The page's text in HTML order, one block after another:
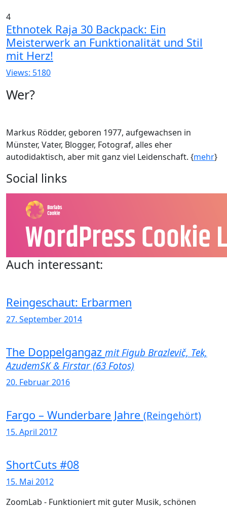
4
Ethnotek Raja 30 Backpack: Ein
Meisterwerk an Funktionalität und Stil
mit Herz!
Views: 5180
Wer?
Markus Rödder, geboren 1977, aufgewachsen in
Münster, Vater, Blogger, Fotograf, alles eher
autodidaktisch, aber mit ganz viel Leidenschaft. {mehr}
Social links
Auch interessant:
Reingeschaut: Erbarmen
27. September 2014
The Doppelgangaz mit Figub Brazlevič, Tek,
AzudemSK & Firstar (63 Fotos)
20. Februar 2016
Fargo – Wunderbare Jahre (Reingehört)
15. April 2017
ShortCuts #08
15. Mai 2012
ZoomLab - Funktioniert mit guter Musik, schönen